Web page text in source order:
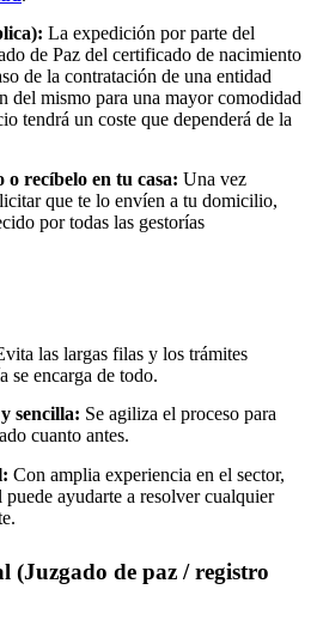
La expedición por parte del
de Paz del certificado de nacimiento
de la contratación de una entidad
del mismo para una mayor comodidad
tendrá un coste que dependerá de la
o recíbelo en tu casa: Una vez
que te lo envíen a tu domicilio,
por todas las gestorías
las largas filas y los trámites
se encarga de todo.
sencilla: Se agiliza el proceso para
cuanto antes.
Con amplia experiencia en el sector,
ayudarte a resolver cualquier
(Juzgado de paz / registro